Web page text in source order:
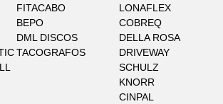
FITACABO
BEPO
DML DISCOS
TACOGRAFOS
LONAFLEX
COBREQ
DELLA ROSA
DRIVEWAY
SCHULZ
KNORR
CINPAL